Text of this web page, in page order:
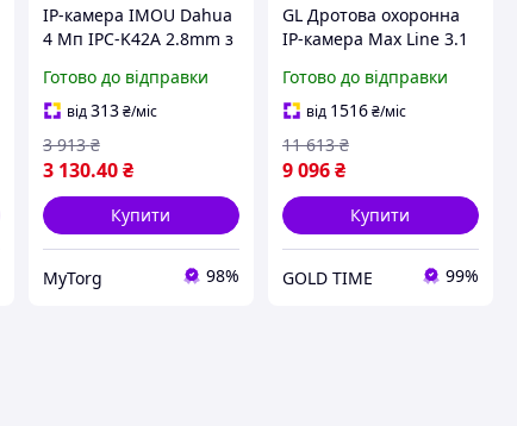
IP-камера IMOU Dahua
4 Мп IPC-K42A 2.8mm з
підсвічуванням до 10м
Білий
Готово до відправки
від313 ₴/міс
3 130.40 ₴
3 913 ₴
Купити
MyTorg 98%
GL Дротова охоронна
IP-камера Max Line 3.1
інфрачервоним
підсвічуванням для
відео LO31\PR
Готово до відправки
від 1516₴/міс
9 096₴
11 613 ₴
Купити
GOLD TIME 99%